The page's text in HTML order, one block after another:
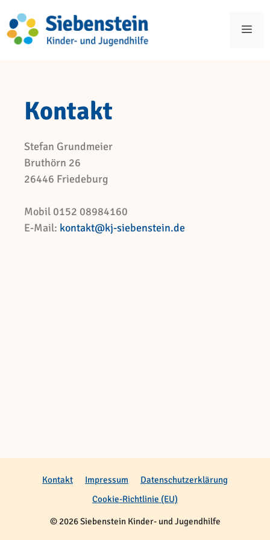
Kontakt
Stefan Grundmeier
Bruthörn 26
26446 Friedeburg
Mobil 0152 08984160
E-Mail: kontakt@kj-siebenstein.de
Kontakt Impressum
Datenschutzerklärung
Cookie-Richtlinie (EU)
© 2026 Siebenstein Kinder- und Jugendhilfe